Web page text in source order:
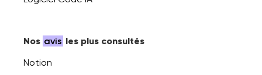
Nos avis les plus consultés
Notion